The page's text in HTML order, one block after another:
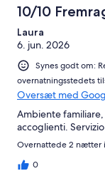
105
alt
105
anmeldelser
10/10
Laura
6. jun. 2026
Synes godt om:
overnatningsstedets
Oversæt med
Ambiente
accoglienti.
Overnattede 2 nætter
0